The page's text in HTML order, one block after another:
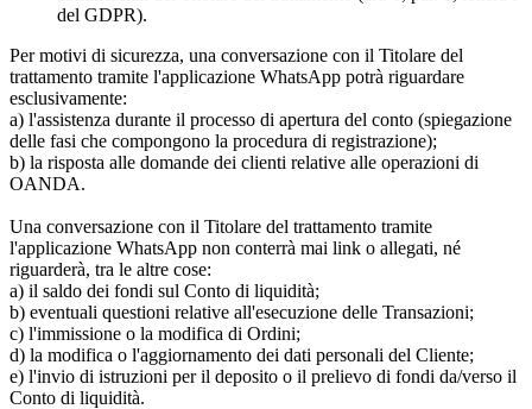
del GDPR).
Per motivi di sicurezza, una conversazione con il Titolare del
trattamento tramite l'applicazione WhatsApp potrà riguardare
esclusivamente:
a) l'assistenza durante il processo di apertura del conto (spiegazione
delle fasi che compongono la procedura di registrazione);
b) la risposta alle domande dei clienti relative alle operazioni di
OANDA.
Una conversazione con il Titolare del trattamento tramite
l'applicazione WhatsApp non conterrà mai link o allegati, né
riguarderà, tra le altre cose:
a) il saldo dei fondi sul Conto di liquidità;
b) eventuali questioni relative all'esecuzione delle Transazioni;
c) l'immissione o la modifica di Ordini;
d) la modifica o l'aggiornamento dei dati personali del Cliente;
e) l'invio di istruzioni per il deposito o il prelievo di fondi da/verso il
Conto di liquidità.